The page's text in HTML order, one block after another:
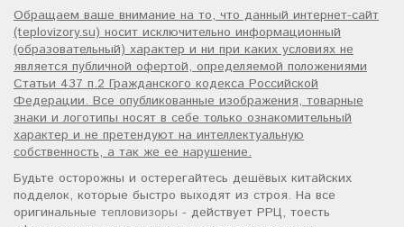
Обращаем ваше внимание на то, что данный интернет-сайт
(teplovizory.su) носит исключительно информационный
(образовательный) характер и ни при каких условиях не
является публичной офертой, определяемой положениями
Статьи 437 п.2 Гражданского кодекса Российской
Федерации. Все опубликованные изображения, товарные
знаки и логотипы носят в себе только ознакомительный
характер и не претендуют на интеллектуальную
собственность, а так же ее нарушение.
Будьте осторожны и остерегайтесь дешёвых китайских
подделок, которые быстро выходят из строя. На все
оригинальные тепловизоры - действует РРЦ, тоесть